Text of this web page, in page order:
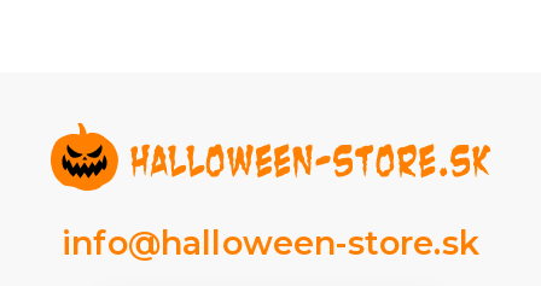
info@halloween-store.sk